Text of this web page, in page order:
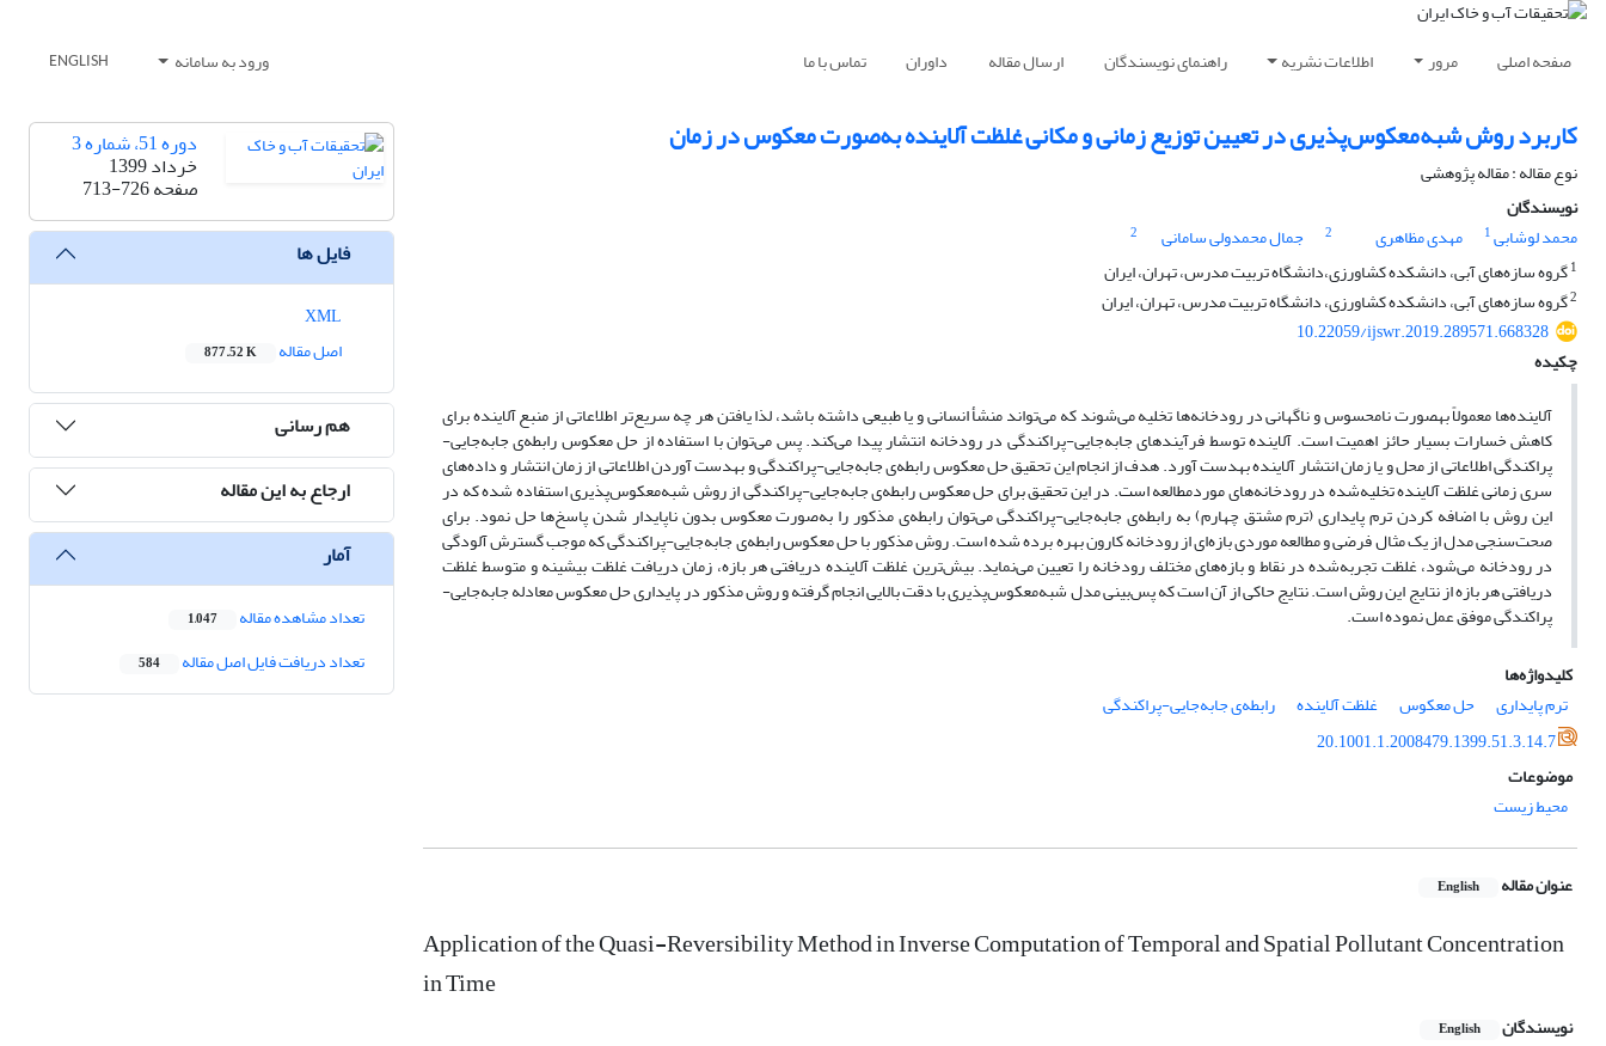
صفحه اصلی مرور اطلاعات نشریه راهنمای نویسندگان ارسال مقاله داوران تماس با ما ورود به سامانه ENGLISH
کاربرد روش شبه‌معکوس‌پذیری در تعیین توزیع زمانی و مکانی غلظت آلاینده به‌صورت معکوس در زمان
نوع مقاله : مقاله پژوهشی
نویسندگان
محمد لوشابی1 مهدی مظاهری 2 جمال محمدولی سامانی
2
1گروه سازه‌های آبی، دانشکده کشاورزی،دانشگاه تربیت مدرس، تهران، ایران
2گروه سازه‌های آبی، دانشکده کشاورزی، دانشگاه تربیت مدرس، تهران، ایران
10.22059/ijswr.2019.289571.668328
چکیده
آلاینده‌ها معمولاً به­صورت نامحسوس و ناگهانی در رودخانه‌ها تخلیه می‌شوند که می‌تواند منشأ انسانی و یا طبیعی داشته باشد، لذا یافتن هر چه سریع‌تر اطلاعاتی از منبع آلاینده برای
کاهش خسارات بسیار حائز اهمیت است. آلاینده توسط فرآیندهای جابه‌جایی-پراکندگی در رودخانه انتشار پیدا می‌کند. پس می‌توان با استفاده از حل معکوس رابطه‌ی جابه‌جایی-
پراکندگی اطلاعاتی از محل و یا زمان انتشار آلاینده به­دست آورد. هدف از انجام این تحقیق حل معکوس رابطه‌ی جابه‌جایی-پراکندگی و به­دست آوردن اطلاعاتی از زمان انتشار و داده‌های
سری زمانی غلظت آلاینده تخلیه‌شده در رودخانه‌های موردمطالعه است. در این تحقیق برای حل معکوس رابطه‌ی جابه‌جایی-پراکندگی از روش شبه‌معکوس‌پذیری استفاده شده که در
این روش با اضافه کردن ترم پایداری (ترم مشتق چهارم) به رابطه‌ی جابه‌جایی-پراکندگی می‌توان رابطه‌ی مذکور را به‌صورت معکوس بدون ناپایدار شدن پاسخ‌ها حل نمود. برای
صحت‌سنجی مدل از یک مثال فرضی و مطالعه موردی بازه‌ای از رودخانه کارون بهره برده شده است. روش مذکور با حل معکوس رابطه‌ی جابه‌جایی-پراکندگی که موجب گسترش آلودگی
در رودخانه می‌شود، غلظت تجربه‌شده در نقاط و بازه‌های مختلف رودخانه را تعیین می‌نماید. بیش‌ترین غلظت آلاینده دریافتی هر بازه، زمان دریافت غلظت بیشینه و متوسط غلظت
دریافتی هر بازه از نتایج این روش است. نتایج حاکی از آن است که پس‌بینی مدل شبه‌معکوس‌پذیری با دقت بالایی انجام گرفته و روش مذکور در پایداری حل معکوس معادله جابه‌جایی-
پراکندگی موفق عمل نموده است.
کلیدواژه‌ها
ترم پایداری
حل معکوس غلظت آلاینده
رابطه‌ی جابه‌جایی-پراکندگی
20.1001.1.2008479.1399.51.3.14.7
موضوعات
محیط زیست
عنوان مقاله English
Application of the Quasi-Reversibility Method in Inverse Computation of Temporal and Spatial Pollutant Concentration
in Time
نویسندگان English
دوره 51، شماره 3
خرداد 1399
صفحه713-726
فایل ها
اصل مقاله
877.52 K
هم رسانی
ارجاع به این مقاله
آمار
تعداد مشاهده مقاله 1,047
تعداد دریافت فایل اصل مقاله 584